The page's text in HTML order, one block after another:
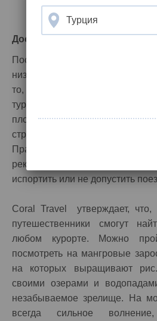
Турция
Досуг на курортах Вьетнама в
Поскольку стоимость туров в
низкая, и времени на
то, по информации Coral
туры на двухнедельный срок.
плотнее познакомиться с
страны, поучаствовав в
Правда, планировать
рекомендуется, поскольку
испортить или не допустить
Coral Travel утверждает,
путешественники смогут
любом курорте. Можно
посмотреть на мангровые
на которых выращивают
своими озерами и
незабываемое зрелище. На
всегда сильное